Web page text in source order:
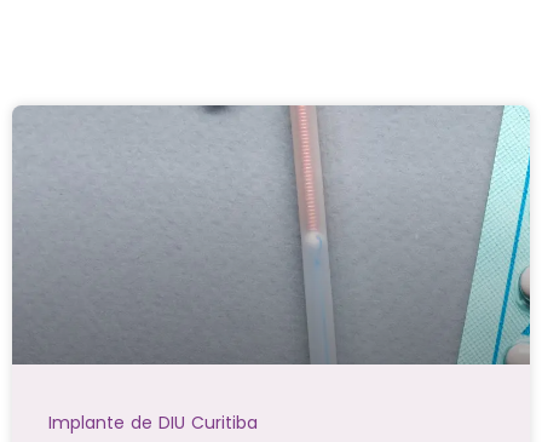
Implante de DIU Curitiba